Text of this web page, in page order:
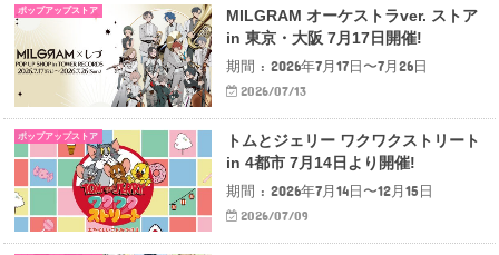
ポップアップストア
MILGRAM オーケストラver. ストア
in 東京・大阪 7月17日開催!
期間 : 2026年7月17日〜7月26日
2026/07/13
ポップアップストア
トムとジェリー ワクワクストリート
in 4都市 7月14日より開催!
期間 : 2026年7月14日〜12月15日
2026/07/09